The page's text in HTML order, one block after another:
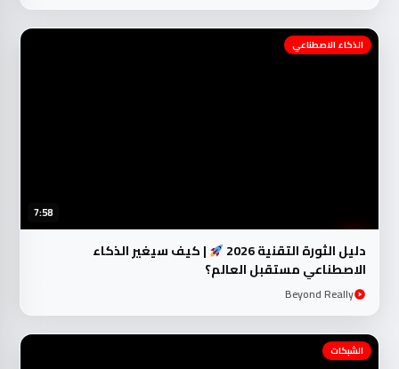
7:58
الذكاء الاصطناعي
دليل الثورة التقنية 2026
| كيف سيغير الذكاء
الاصطناعي مستقبل العالم؟
Beyond Really
الشبكات